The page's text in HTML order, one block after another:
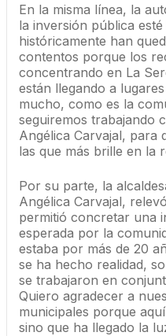
En la misma línea, la
la inversión pública
históricamente han
contentos porque los
concentrando en La
están llegando a
mucho, como es la
seguiremos trabajando
Angélica Carvajal, para
las que más brille en la
Por su parte, la
Angélica Carvajal,
permitió concretar una
esperada por la
estaba por más de 20
se ha hecho realidad,
se trabajaron en
Quiero agradecer a
municipales porque
sino que ha llegado la